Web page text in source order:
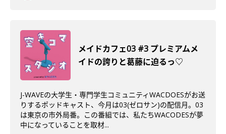
メイドカフェ03 #3 プレミアムメ
イドの誇りと葛藤に迫るっ♡
J-WAVEの大学生・専門学生コミュニティWACDOESがお送
りするポッドキャスト、今月は03(ゼロサン)の配信月。03
は東京の市外局番。この番組では、私たちWACODESが夢
中になっていることを取材...